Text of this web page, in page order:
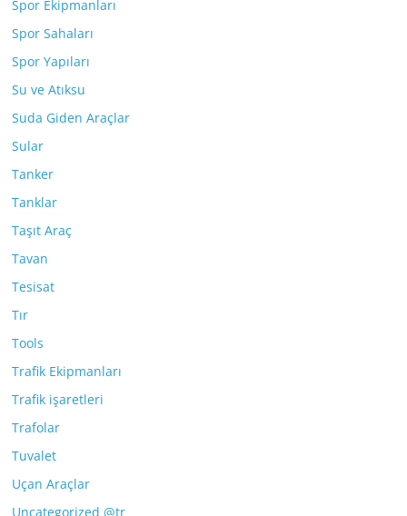
Spor Ekipmanları
Spor Sahaları
Spor Yapıları
Su ve Atıksu
Suda Giden Araçlar
Sular
Tanker
Tanklar
Taşıt Araç
Tavan
Tesisat
Tır
Tools
Trafik Ekipmanları
Trafik işaretleri
Trafolar
Tuvalet
Uçan Araçlar
Uncategorized @tr